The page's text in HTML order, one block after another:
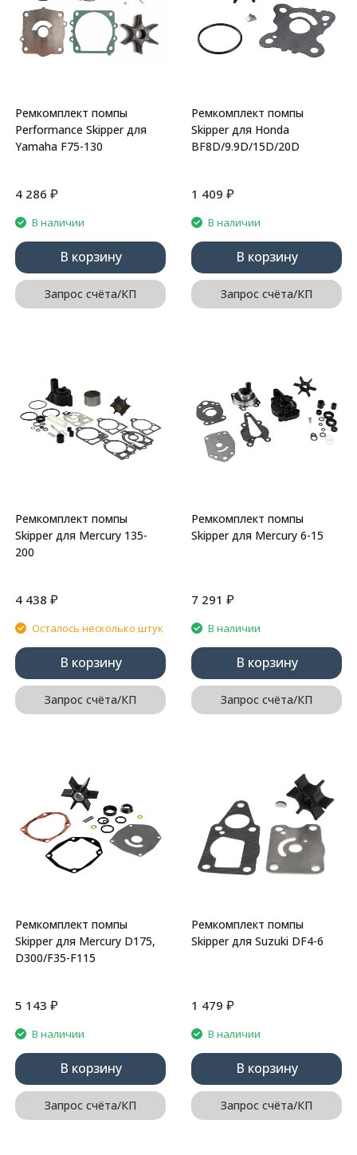
Ремкомплект помпы
Performance Skipper для
Yamaha F75-130
4 286 ₽
В наличии
В корзину
Запрос счёта/КП
Ремкомплект помпы
Skipper для Honda
BF8D/9.9D/15D/20D
1 409 ₽
В наличии
В корзину
Запрос счёта/КП
Ремкомплект помпы
Skipper для Mercury 135-
200
4 438 ₽
Осталось несколько штук
В корзину
Запрос счёта/КП
Ремкомплект помпы
Skipper для Mercury 6-15
7 291 ₽
В наличии
В корзину
Запрос счёта/КП
Ремкомплект помпы
Skipper для Mercury D175,
D300/F35-F115
5 143 ₽
В наличии
В корзину
Запрос счёта/КП
Ремкомплект помпы
Skipper для Suzuki DF4-6
1 479 ₽
В наличии
В корзину
Запрос счёта/КП